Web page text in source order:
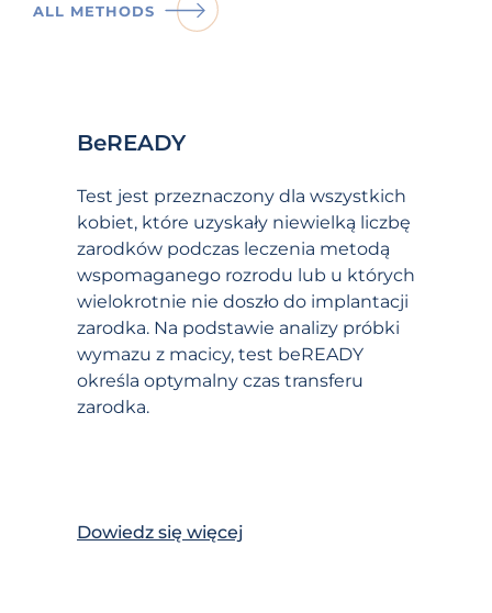
ALL METHODS
BeREADY
Test jest przeznaczony dla wszystkich
kobiet, które uzyskały niewielką liczbę
zarodków podczas leczenia metodą
wspomaganego rozrodu lub u których
wielokrotnie nie doszło do implantacji
zarodka. Na podstawie analizy próbki
wymazu z macicy, test beREADY
określa optymalny czas transferu
zarodka.
Dowiedz się więcej